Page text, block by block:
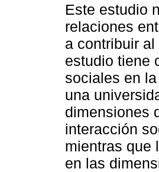
Este estudio
relaciones
a contribuir
estudio tiene
sociales en
una
dimensiones
interacción
mientras que
en las